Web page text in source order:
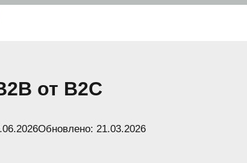
от B2C
Обновлено: 21.03.2026